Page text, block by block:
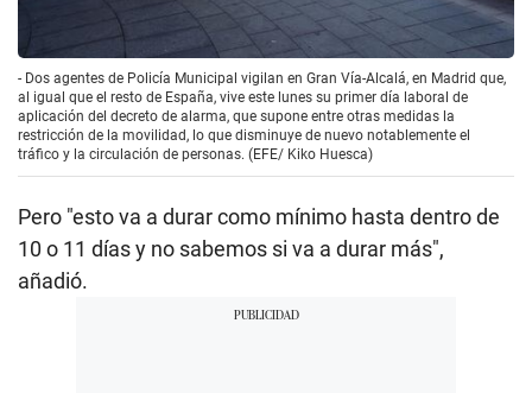
- Dos agentes de Policía Municipal vigilan en Gran Vía-Alcalá, en Madrid que,
al igual que el resto de España, vive este lunes su primer día laboral de
aplicación del decreto de alarma, que supone entre otras medidas la
restricción de la movilidad, lo que disminuye de nuevo notablemente el
tráfico y la circulación de personas. (EFE/ Kiko Huesca)
Pero "esto va a durar como mínimo hasta dentro de
10 o 11 días y no sabemos si va a durar más",
añadió.